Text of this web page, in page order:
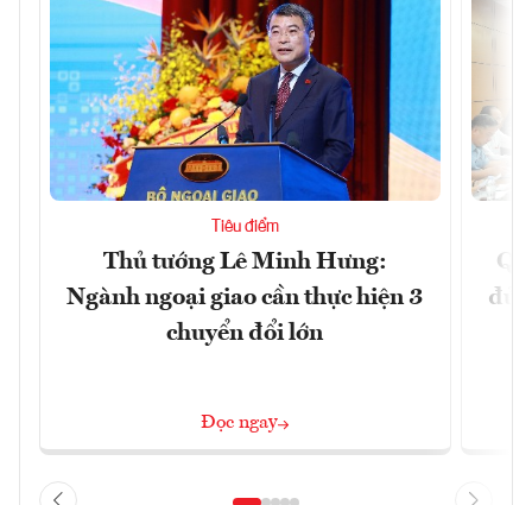
Tiêu điểm
Thủ tướng Lê Minh Hưng:
Ngành ngoại giao cần thực hiện 3
chuyển đổi lớn
Đọc ngay
đủ